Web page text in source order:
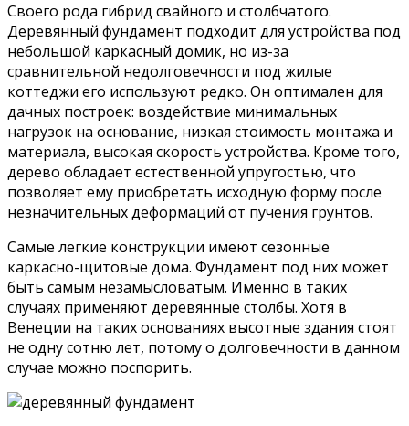
Своего рода гибрид свайного и столбчатого.
Деревянный фундамент подходит для устройства под
небольшой каркасный домик, но из-за
сравнительной недолговечности под жилые
коттеджи его используют редко. Он оптимален для
дачных построек: воздействие минимальных
нагрузок на основание, низкая стоимость монтажа и
материала, высокая скорость устройства. Кроме того,
дерево обладает естественной упругостью, что
позволяет ему приобретать исходную форму после
незначительных деформаций от пучения грунтов.
Самые легкие конструкции имеют сезонные
каркасно-щитовые дома. Фундамент под них может
быть самым незамысловатым. Именно в таких
случаях применяют деревянные столбы. Хотя в
Венеции на таких основаниях высотные здания стоят
не одну сотню лет, потому о долговечности в данном
случае можно поспорить.